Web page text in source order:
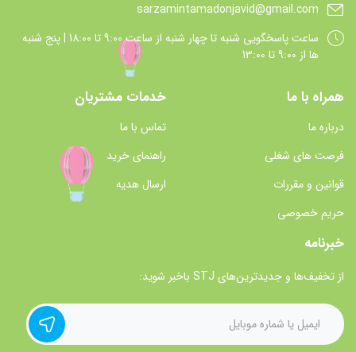
sarzamintamadonjavid@gmail.com
ساعت پاسخگويي شنبه تا چهار شنبه از ساعت 9:00 تا 18:00 | پنج شنبه
ها از 9:00 تا 13:00
همراه با ما
درباره ما
فرصت های شغلی
قوانین و مقررات
حریم خصوصی
خدمات مشتریان
تماس با ما
راهنمای خرید
ارسال هدیه
خبرنامه
از تخفیف‌ها و جدیدترین‌های STJ باخبر شوید: